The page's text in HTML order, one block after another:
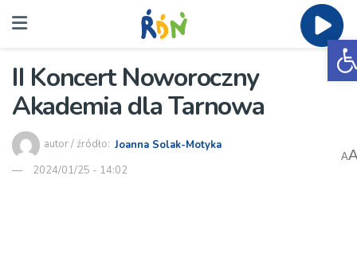
II Koncert Noworoczny
Akademia dla Tarnowa
autor / źródło: Joanna Solak-Motyka
2024/01/25 - 14:02
A